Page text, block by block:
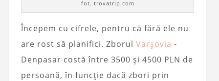
fot. trovatrip.com
Începem cu cifrele, pentru că fără ele nu
are rost să planifici. Zborul Varșovia -
Denpasar costă între 3500 și 4500 PLN de
persoană, în funcție dacă zbori prin